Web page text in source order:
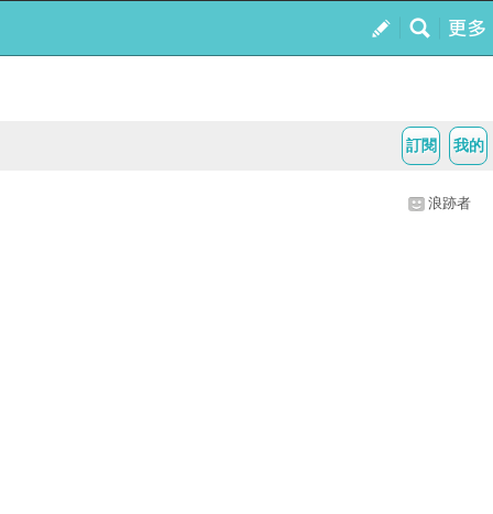
我的
訂閱
浪跡者